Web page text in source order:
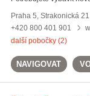
Praha 5, Strakonická 21
+420 800 401 901
další pobočky (2)
NAVIGOVAT